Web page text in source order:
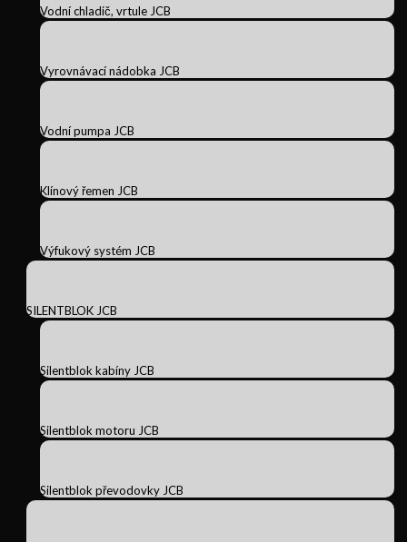
Vodní chladič, vrtule JCB
Vyrovnávací nádobka JCB
Vodní pumpa JCB
Klínový řemen JCB
Výfukový systém JCB
SILENTBLOK JCB
Silentblok kabíny JCB
Silentblok motoru JCB
Silentblok převodovky JCB